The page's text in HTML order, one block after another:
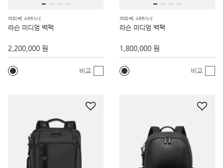
어리베 ARRIVÉ
라슨 미디엄 백팩
2,200,000 원
비교
어리베 ARRIVÉ
라슨 미디엄 백팩
1,800,000 원
비교